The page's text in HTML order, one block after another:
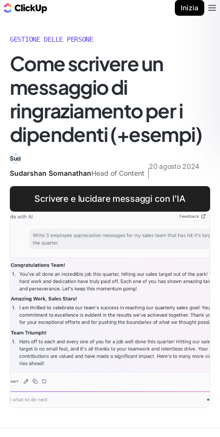
Inizia
GESTIONE DELLE PERSONE
Come scrivere un
messaggio di
ringraziamento per i
dipendenti (+esempi)
Sudarshan SomanathanHead of Content
20 agosto 2024
Scrivere e lucidare messaggi con l'IA